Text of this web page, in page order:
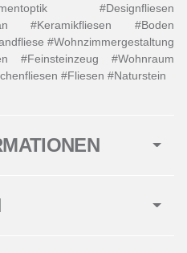
#Designfliesen
#Keramikfliesen #Boden
#Wohnzimmergestaltung
#Feinsteinzeug #Wohnraum
#Fliesen #Naturstein